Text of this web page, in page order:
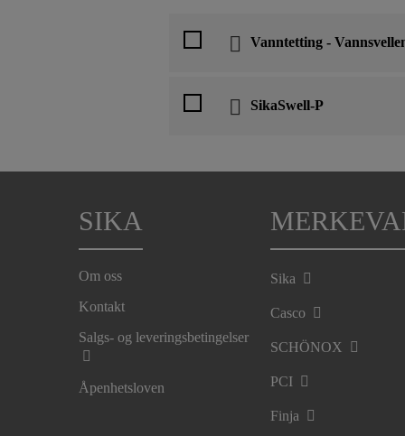
Vanntetting -
SikaSwell-P
SIKA
Om oss
Kontakt
Salgs- og leveringsbetingelser
Åpenhetsloven
Sika
Casco
SCHÖNOX
PCI
Finja